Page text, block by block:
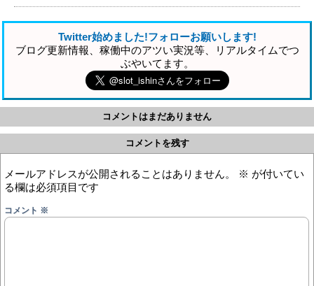
Twitter始めました!フォローお願いします!
ブログ更新情報、稼働中のアツい実況等、リアルタイムでつ
ぶやいてます。
コメントはまだありません
コメントを残す
メールアドレスが公開されることはありません。 ※ が付いてい
る欄は必須項目です
コメント ※